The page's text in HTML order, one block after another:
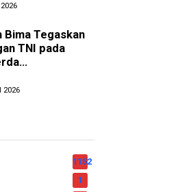
Bima Tegaskan
TNI pada
2026
1152
1